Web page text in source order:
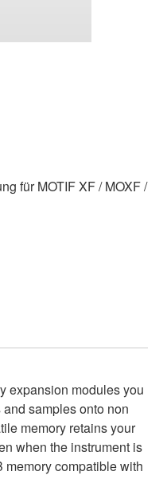
für MOTIF XF / MOXF /
expansion modules you
samples onto non
memory retains your
when the instrument is
memory compatible with